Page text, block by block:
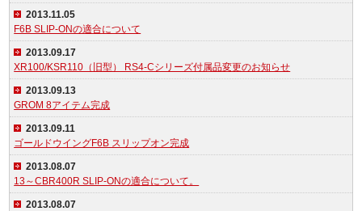
2013.11.05
F6B SLIP-ONの適合について
2013.09.17
XR100/KSR110（旧型） RS4-Cシリーズ付属品変更のお知らせ
2013.09.13
GROM 8アイテム完成
2013.09.11
ゴールドウイングF6B スリップオン完成
2013.08.07
13～CBR400R SLIP-ONの適合について。
2013.08.07